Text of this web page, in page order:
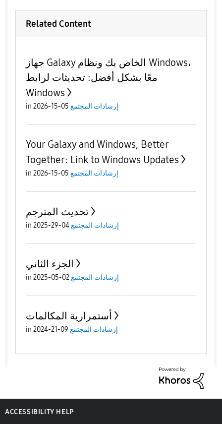
Related Content
جهاز Galaxy الخاص بك ونظام Windows،
معًا بشكل أفضل: تحديثات لرابط
Windows
in إرشادات المجتمع 05-15-2026
Your Galaxy and Windows, Better
Together: Link to Windows Updates
in إرشادات المجتمع 05-15-2026
تحديث المترجم
in إرشادات المجتمع04-29-2025
الجزء الثاني
in إرشادات المجتمع02-05-2025
أستمرارية المكالمات
in إرشادات المجتمع 09-21-2024
ACCESSIBILITY HELP